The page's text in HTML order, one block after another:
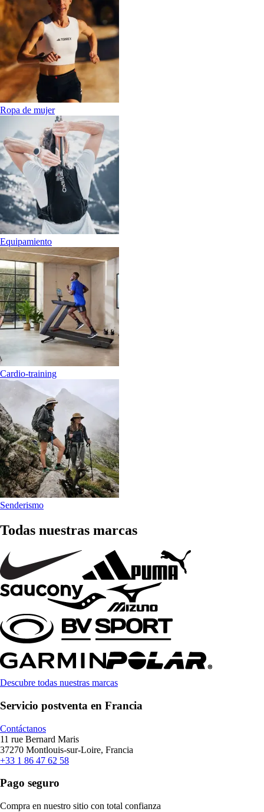
Ropa de mujer
Equipamiento
Cardio-training
Senderismo
Todas nuestras marcas
Descubre todas nuestras marcas
Servicio postventa en Francia
Contáctanos
11 rue Bernard Maris
37270 Montlouis-sur-Loire, Francia
+33 1 86 47 62 58
Pago seguro
Compra en nuestro sitio con total confianza